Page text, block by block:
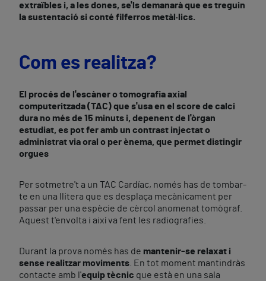
extraïbles i, a les dones, se'ls demanarà que es treguin
la sustentació si conté filferros metàl·lics.
Com es realitza?
El procés de l'escàner o tomografia axial
computeritzada (TAC) que s'usa en el score de calci
dura no més de 15 minuts i, depenent de l'òrgan
estudiat, es pot fer amb un contrast injectat o
administrat via oral o per ènema, que permet distingir
orgues
Per sotmetre't a un TAC Cardíac, només has de tombar-
te en una llitera que es desplaça mecànicament per
passar per una espècie de cèrcol anomenat tomògraf.
Aquest t'envolta i així va fent les radiografies.
Durant la prova només has de mantenir-se relaxat i
sense realitzar moviments . En tot moment mantindràs
contacte amb l'equip tècnic que està en una sala